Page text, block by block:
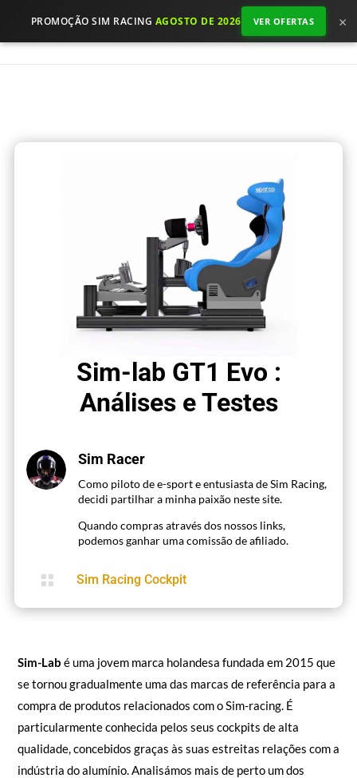
PROMOÇÃO SIM RACING AGOSTO DE 2026 VER OFERTAS ×
Sim-lab GT1 Evo :
Análises e Testes
Sim Racer
Como piloto de e-sport e entusiasta de Sim Racing,
decidi partilhar a minha paixão neste site.
Quando compras através dos nossos links,
podemos ganhar uma comissão de afiliado.
 Sim Racing Cockpit
Sim-Lab é uma jovem marca holandesa fundada em 2015 que
se tornou gradualmente uma das marcas de referência para a
compra de produtos relacionados com o Sim-racing. É
particularmente conhecida pelos seus cockpits de alta
qualidade, concebidos graças às suas estreitas relações com a
indústria do alumínio. Analisámos mais de perto um dos